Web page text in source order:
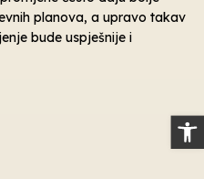
planova, a upravo takav
bude uspješnije i